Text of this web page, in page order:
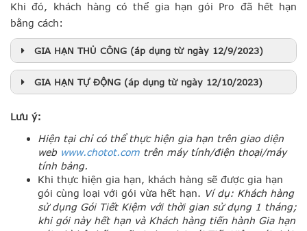
Khi đó, khách hàng có thể gia hạn gói Pro đã hết hạn
bằng cách:
GIA HẠN THỦ CÔNG (áp dụng từ ngày 12/9/2023)
GIA HẠN TỰ ĐỘNG (áp dụng từ ngày 12/10/2023)
Vào trang quản lý gói Pro, chọn “Thiết lập gói”
Tại mục “Gia hạn tự động”: Bật tính năng cho
phép gia hạn tự động. Như vậy, khi Gói Pro hết
hạn, hệ thống của Chợ Tốt sẽ tự động gia hạn
lại Gói Pro mới khi khách hàng có đủ Đồng Tốt
trong tài khoản
Lưu ý:
Hiện tại chỉ có thể thực hiện gia hạn trên giao diện
web www.chotot.com trên máy tính/điện thoại/máy
tính bảng.
Khi thực hiện gia hạn, khách hàng sẽ được gia hạn
gói cùng loại với gói vừa hết hạn. Ví dụ: Khách hàng
sử dụng Gói Tiết Kiệm với thời gian sử dụng 1 tháng;
khi gói này hết hạn và Khách hàng tiến hành Gia hạn